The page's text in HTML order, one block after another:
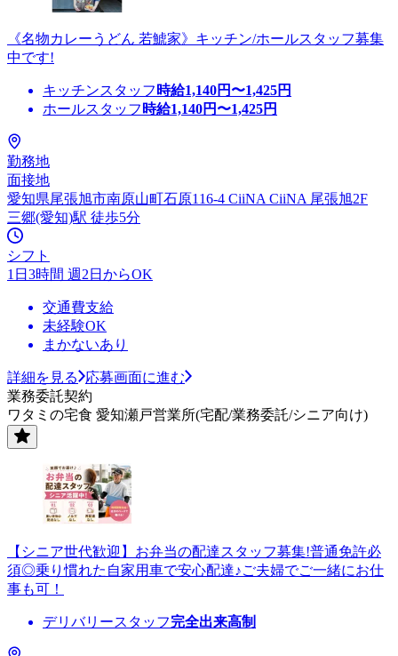
《名物カレーうどん 若鯱家》キッチン/ホールスタッフ募集
中です!
キッチンスタッフ 時給1,140円〜1,425円
ホールスタッフ 時給1,140円〜1,425円
勤務地
面接地
愛知県尾張旭市南原山町石原116-4 CiiNA CiiNA 尾張旭2F
三郷(愛知)駅 徒歩5分
シフト
1日3時間 週2日からOK
交通費支給
未経験OK
まかないあり
詳細を見る
応募画面に進む
業務委託契約
ワタミの宅食 愛知瀬戸営業所(宅配/業務委託/シニア向け)
【シニア世代歓迎】お弁当の配達スタッフ募集!普通免許必
須◎乗り慣れた自家用車で安心配達♪ご夫婦でご一緒にお仕
事も可！
デリバリースタッフ完全出来高制